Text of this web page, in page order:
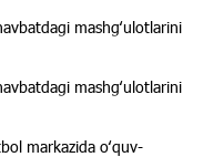
mashgʻulotlarini
mashgʻulotlarini
markazida oʻquv-